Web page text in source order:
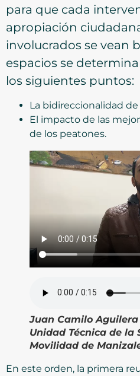
para que cada
apropiación
involucrados se vean
espacios se
los siguientes puntos:
La bidireccionalidad
El impacto de las
de los peatones.
Juan Camilo Aguilera
Unidad Técnica de la
Movilidad de
En este orden, la primera